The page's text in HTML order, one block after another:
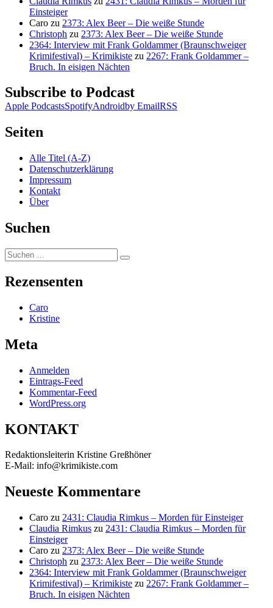
Einsteiger
Caro zu 2373: Alex Beer – Die weiße Stunde
Christoph zu 2373: Alex Beer – Die weiße Stunde
2364: Interview mit Frank Goldammer (Braunschweiger
Krimifestival) – Krimikiste zu 2267: Frank Goldammer –
Bruch. In eisigen Nächten
Subscribe to Podcast
Apple PodcastsSpotifyAndroidby EmailRSS
Seiten
Alle Titel (A-Z)
Datenschutzerklärung
Impressum
Kontakt
Über
Suchen
Suchen
nach:
Suchen
Rezensenten
Caro
Kristine
Meta
Anmelden
Eintrags-Feed
Kommentar-Feed
WordPress.org
KONTAKT
Redaktionsleiterin Kristine Greßhöner
E-Mail: info@krimikiste.com
Neueste Kommentare
Caro zu 2431: Claudia Rimkus – Morden für Einsteiger
Claudia Rimkus zu 2431: Claudia Rimkus – Morden für
Einsteiger
Caro zu 2373: Alex Beer – Die weiße Stunde
Christoph zu 2373: Alex Beer – Die weiße Stunde
2364: Interview mit Frank Goldammer (Braunschweiger
Krimifestival) – Krimikiste zu 2267: Frank Goldammer –
Bruch. In eisigen Nächten